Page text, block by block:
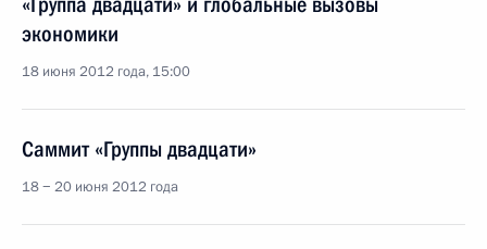
экономики
18 июня 2012 года, 15:00
Саммит «Группы двадцати»
18 − 20 июня 2012 года